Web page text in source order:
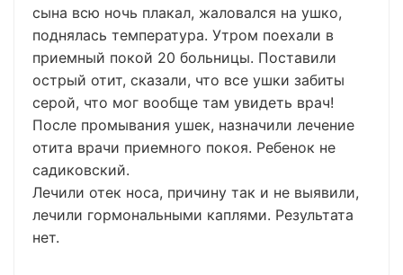
сына всю ночь плакал, жаловался на ушко,
поднялась температура. Утром поехали в
приемный покой 20 больницы. Поставили
острый отит, сказали, что все ушки забиты
серой, что мог вообще там увидеть врач!
После промывания ушек, назначили лечение
отита врачи приемного покоя. Ребенок не
садиковский.
Лечили отек носа, причину так и не выявили,
лечили гормональными каплями. Результата
нет.